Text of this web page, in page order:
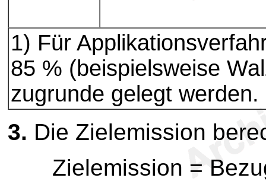
1) Für
85 % (beispielsweise
zugrunde gelegt werden.
3. Die Zielemission
Zielemission =